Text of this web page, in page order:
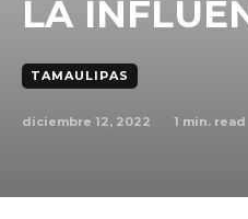
LA
TAMAULIPAS
diciembre 12, 2022 1 min. read